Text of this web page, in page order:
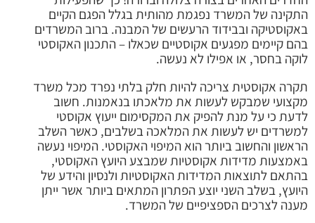
התקינה של המשרד נפגמת מהותית בגלל הפגם הקיים
באקוסטיקה ובבידוד הרעשים של המבנה. ברוב המשרדים
בהם קיימים מפגעים אקוסטיים שכאלו – התכנון האקוסטי
לוקה בחסר, או אפילו לא נעשה.
תקרה אקוסטית צריכה להיות חלק בלתי נפרד מכל משרד
מקצועי שמבקש לעשות את מלאכתו בנאמנות. חשוב
לדעת כי על מנת להפיק את המקסימום ייעוץ אקוסטי
למשרדים יש לעשות את המלאכה בשלבים, כאשר השלב
הראשון והחשוב ביותר הוא המיפוי האקוסטי. המיפוי נעשה
באמצעות מדידות אקוסטיות שמבצע היועץ האקוסטי,
בהתאם לתוצאות המדידות האקוסטיות ולנסיון והידע של
היועץ, בשלב השני יוצע הפתרון המתאים ביותר אשר ייתן
מענה לצרכים הספציפיים של המשרד.